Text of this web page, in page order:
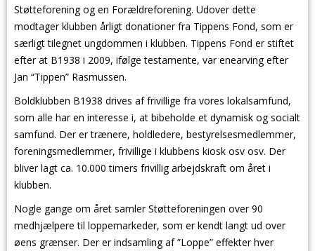
Støtteforening og en Forældreforening. Udover dette
modtager klubben årligt donationer fra Tippens Fond, som er
særligt tilegnet ungdommen i klubben. Tippens Fond er stiftet
efter at B1938 i 2009, ifølge testamente, var enearving efter
Jan “Tippen” Rasmussen.
Boldklubben B1938 drives af frivillige fra vores lokalsamfund,
som alle har en interesse i, at bibeholde et dynamisk og socialt
samfund. Der er trænere, holdledere, bestyrelsesmedlemmer,
foreningsmedlemmer, frivillige i klubbens kiosk osv osv. Der
bliver lagt ca. 10.000 timers frivillig arbejdskraft om året i
klubben.
Nogle gange om året samler Støtteforeningen over 90
medhjælpere til loppemarkeder, som er kendt langt ud over
øens grænser. Der er indsamling af ”Loppe” effekter hver